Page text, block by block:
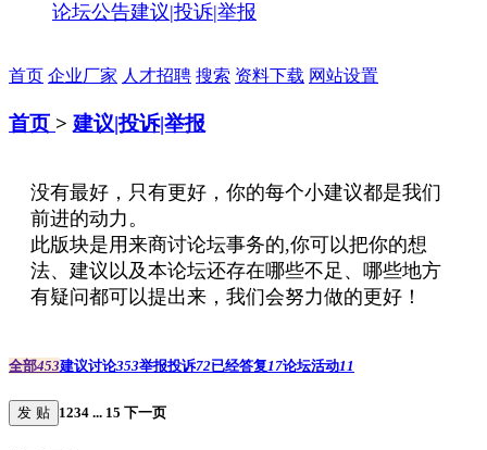
论坛公告建议|投诉|举报
首页 企业厂家 人才招聘 搜索 资料下载 网站设置
首页 > 建议|投诉|举报
没有最好，只有更好，你的每个小建议都是我们
前进的动力。
此版块是用来商讨论坛事务的,你可以把你的想
法、建议以及本论坛还存在哪些不足、哪些地方
有疑问都可以提出来，我们会努力做的更好！
全部453建议讨论353举报投诉72已经答复17论坛活动11
发 贴 1234 ... 15 下一页